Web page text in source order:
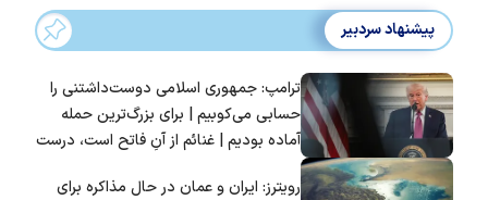
پیشنهاد سردبیر
ترامپ: جمهوری اسلامی دوست‌داشتنی را
حسابی می‌کوبیم | برای بزرگ‌ترین حمله
آماده بودیم | غنائم از آنِ فاتح است، درست
رویترز: ایران و عمان در حال مذاکره برای